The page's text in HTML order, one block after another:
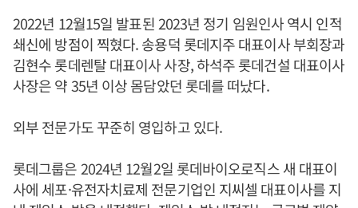
2022년 12월15일 발표된 2023년 정기 임원인사 역시 인적
쇄신에 방점이 찍혔다. 송용덕 롯데지주 대표이사 부회장과
김현수 롯데렌탈 대표이사 사장, 하석주 롯데건설 대표이사
사장은 약 35년 이상 몸담았던 롯데를 떠났다.
외부 전문가도 꾸준히 영입하고 있다.
롯데그룹은 2024년 12월2일 롯데바이오로직스 새 대표이
사에 세포·유전자치료제 전문기업인 지씨셀 대표이사를 지